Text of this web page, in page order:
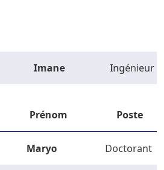
Imane Ingénieur
Prénom Poste
Maryo Doctorant